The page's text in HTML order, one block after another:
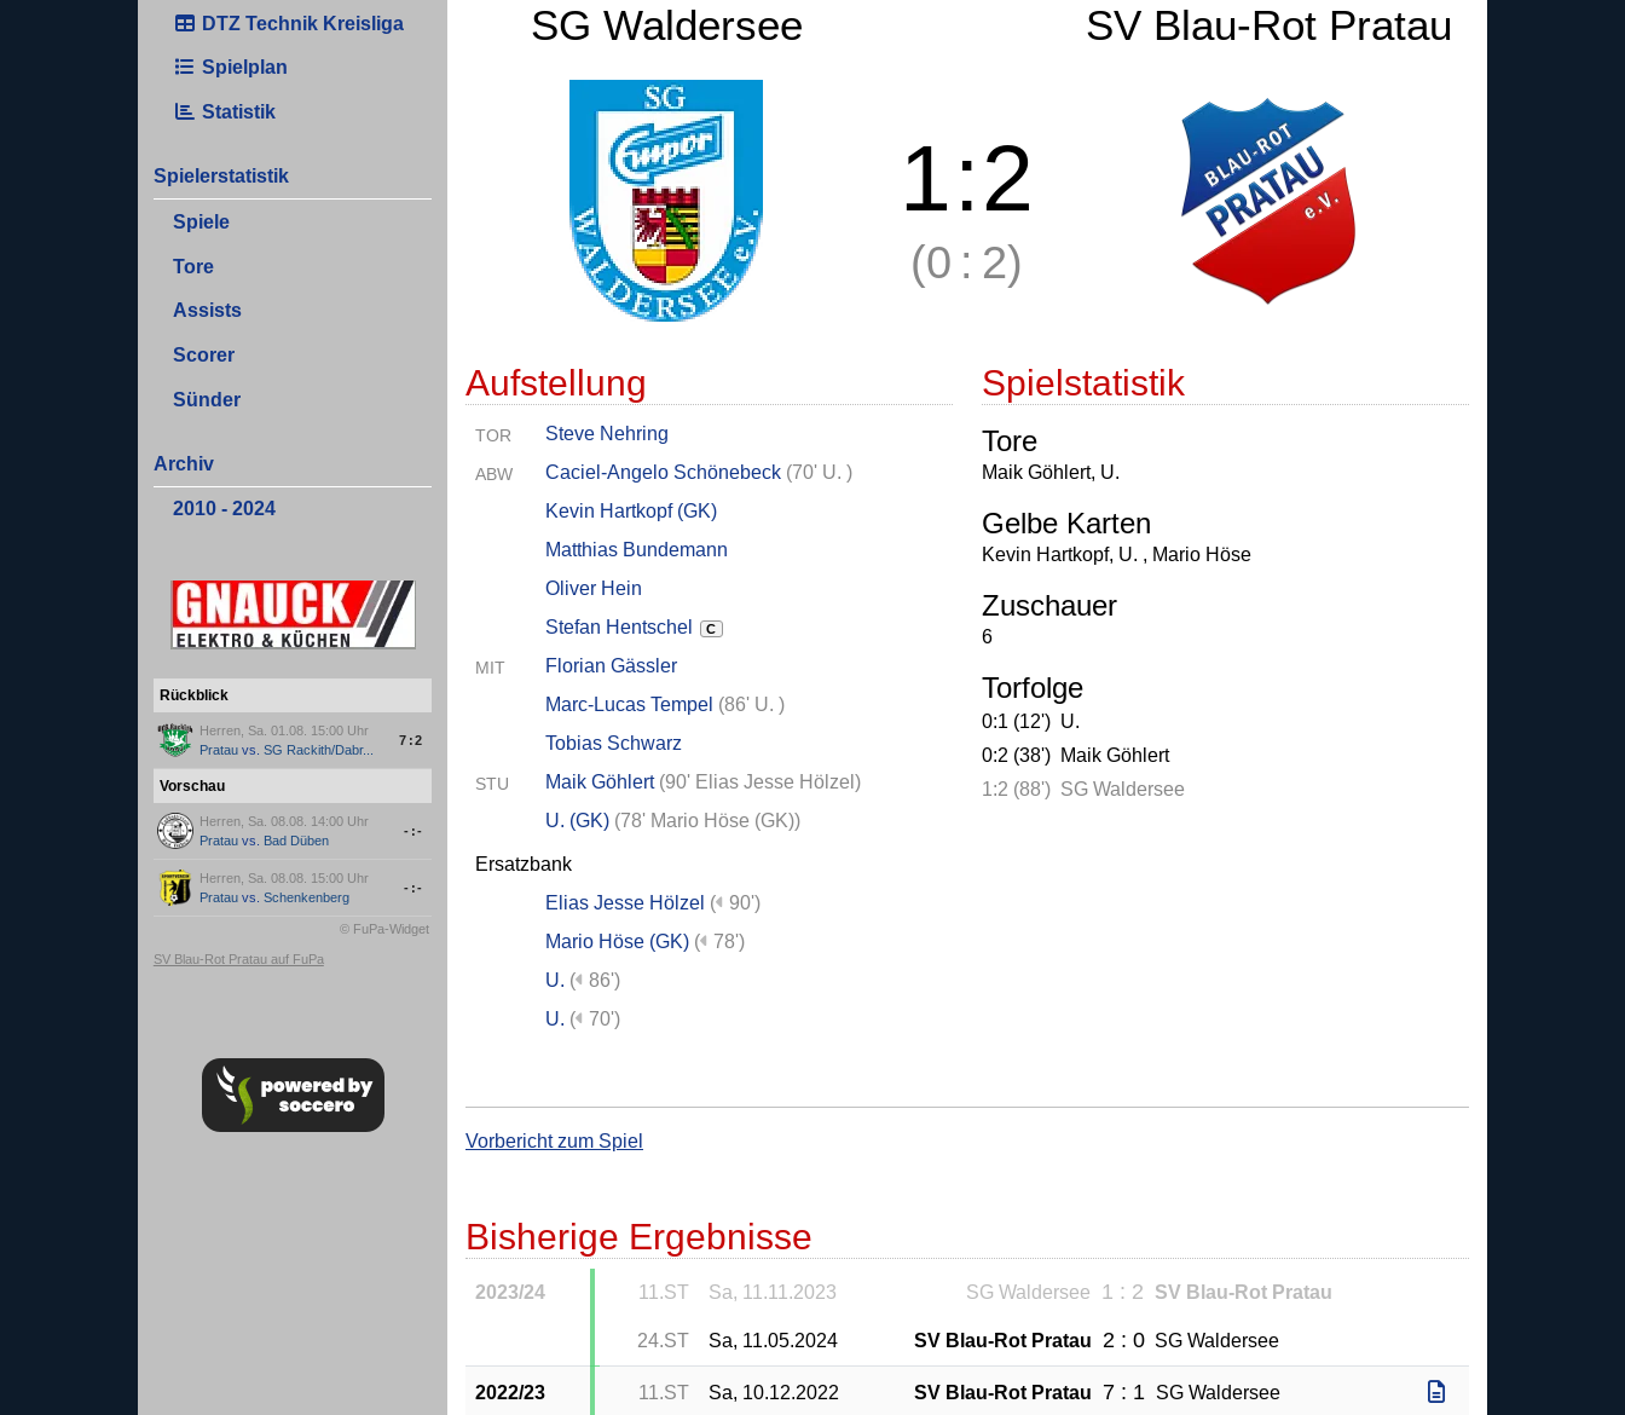
DTZ Technik Kreisliga
Spielplan
Statistik
Spielerstatistik
Spiele
Tore
Assists
Scorer
Sünder
Archiv
2010 - 2024
Rückblick
Herren, Sa. 01.08. 15:00 Uhr
Pratauvs. SG Rackith/Dabr...
7:2
Vorschau
Herren, Sa. 08.08. 14:00 Uhr
Pratauvs. Bad Düben
-:-
Herren, Sa. 08.08. 15:00 Uhr
Pratauvs. Schenkenberg
-:-
© FuPa-Widget
SV Blau-Rot Pratau auf FuPa
SG Waldersee SV Blau-Rot Pratau
1:2
(0 : 2)
Aufstellung
TOR Steve Nehring
ABW Caciel-Angelo Schönebeck (70' U. )
Kevin Hartkopf (GK)
Matthias Bundemann
Oliver Hein
Stefan Hentschel
C
MIT
Florian Gässler
Marc-Lucas Tempel (86' U. )
Tobias Schwarz
STU Maik Göhlert (90' Elias Jesse Hölzel )
U. (GK) (78' Mario Höse (GK))
Ersatzbank
Elias Jesse Hölzel (
90')
Mario Höse (GK) (
78')
U. (
86')
U. ( 70')
Spielstatistik
Tore
Maik Göhlert, U.
Gelbe Karten
Kevin Hartkopf, U. , Mario Höse
Zuschauer
6
Torfolge
0:1 (12') U.
0:2 (38') Maik Göhlert
1:2 (88') SG Waldersee
Vorbericht zum Spiel
Bisherige Ergebnisse
2023/24 11.ST Sa, 11.11.2023 SG Waldersee 1 : 2 SV Blau-Rot Pratau
24.ST Sa, 11.05.2024 SV Blau-Rot Pratau 2 : 0 SG Waldersee
2022/23 11.ST Sa, 10.12.2022 SV Blau-Rot Pratau 7 : 1 SG Waldersee